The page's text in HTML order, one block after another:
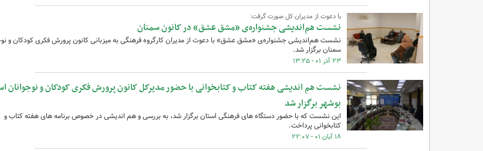
با دعوت از مدیران کل صورت گرفت:
نشست هم‌اندیشی جشنواره‌ی «مشق عشق» در کانون سمنان
نشست هم‌اندیشی جشنواره‌ی «مشق عشق» با دعوت از مدیران کارگروه فرهنگی به میزبانی کانون پرورش فکری کودکان و
سمنان برگزار شد.
۲۳ آذر ۰۱ - ۱۳:۲۵
نشست هم اندیشی هفته کتاب و کتابخوانی با حضور مدیرکل کانون پرورش فکری کودکان و نوجوانان
بوشهر برگزار شد
این نشست که با حضور دستگاه های فرهنگی استان برگزار شد، به بررسی و هم اندیشی در خصوص برنامه های هفته کتاب و
کتابخوانی پرداخت.
۱۸ آبان ۰۱ - ۲۲:۰۷